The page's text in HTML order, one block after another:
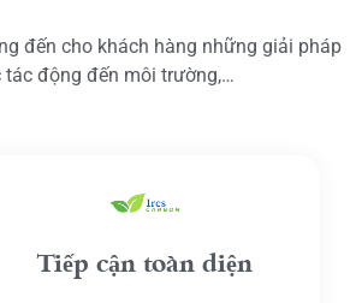
đến cho khách hàng những giải pháp
động đến môi trường,…
Tiếp cận toàn diện